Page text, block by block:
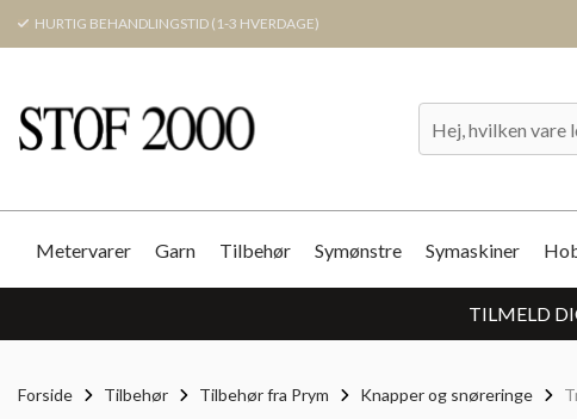
HURTIG BEHANDLINGSTID (1-3 HVERDAGE)
Metervarer Garn Tilbehør Symønstre Symaskiner
TILMELD
Forside Tilbehør Tilbehør fra Prym Knapper og snøreringe